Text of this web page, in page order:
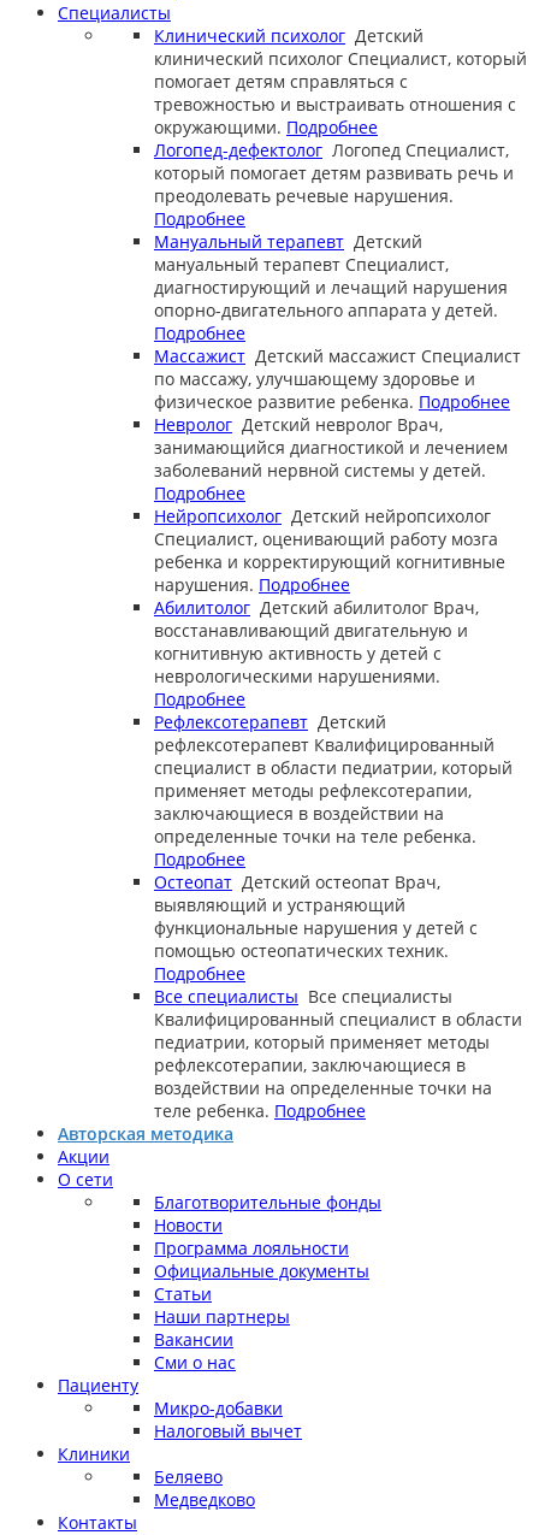
Специалисты
Клинический психолог Детский
клинический психолог Специалист, который
помогает детям справляться с
тревожностью и выстраивать отношения с
окружающими. Подробнее
Логопед-дефектолог Логопед Специалист,
который помогает детям развивать речь и
преодолевать речевые нарушения.
Подробнее
Мануальный терапевт Детский
мануальный терапевт Специалист,
диагностирующий и лечащий нарушения
опорно-двигательного аппарата у детей.
Подробнее
Массажист Детский массажист Специалист
по массажу, улучшающему здоровье и
физическое развитие ребенка. Подробнее
Невролог Детский невролог Врач,
занимающийся диагностикой и лечением
заболеваний нервной системы у детей.
Подробнее
Нейропсихолог Детский нейропсихолог
Специалист, оценивающий работу мозга
ребенка и корректирующий когнитивные
нарушения. Подробнее
Абилитолог Детский абилитолог Врач,
восстанавливающий двигательную и
когнитивную активность у детей с
неврологическими нарушениями.
Подробнее
Рефлексотерапевт Детский
рефлексотерапевт Квалифицированный
специалист в области педиатрии, который
применяет методы рефлексотерапии,
заключающиеся в воздействии на
определенные точки на теле ребенка.
Подробнее
Остеопат Детский остеопат Врач,
выявляющий и устраняющий
функциональные нарушения у детей с
помощью остеопатических техник.
Подробнее
Все специалисты Все специалисты
Квалифицированный специалист в области
педиатрии, который применяет методы
рефлексотерапии, заключающиеся в
воздействии на определенные точки на
теле ребенка. Подробнее
Авторская методика
Акции
О сети
Благотворительные фонды
Новости
Программа лояльности
Официальные документы
Статьи
Наши партнеры
Вакансии
Сми о нас
Пациенту
Микро-добавки
Налоговый вычет
Клиники
Беляево
Медведково
Контакты